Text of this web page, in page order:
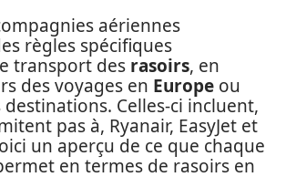
aériennes
règles spécifiques
transport des rasoirs, en
des voyages en Europe ou
destinations. Celles-ci incluent,
pas à, Ryanair, EasyJet et
un aperçu de ce que chaque
en termes de rasoirs en